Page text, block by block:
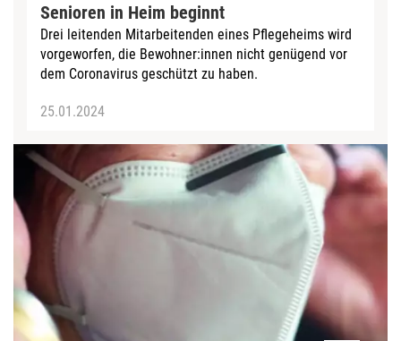
Senioren in Heim beginnt
Drei leitenden Mitarbeitenden eines Pflegeheims wird
vorgeworfen, die Bewohner:innen nicht genügend vor
dem Coronavirus geschützt zu haben.
25.01.2024